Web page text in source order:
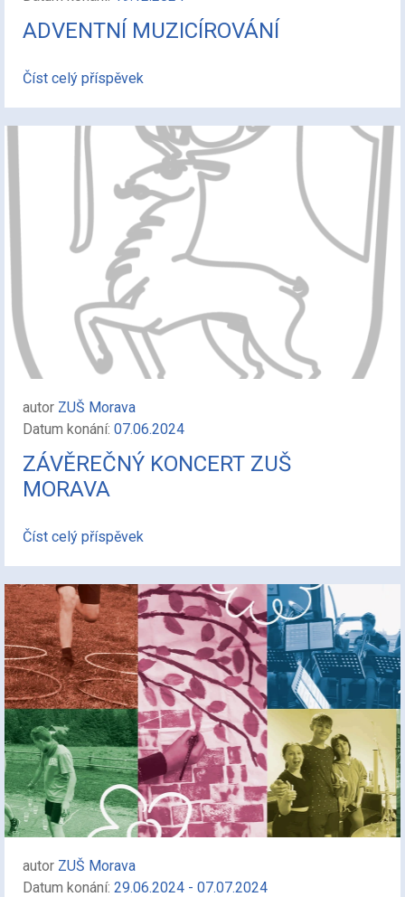
ADVENTNÍ MUZICÍROVÁNÍ
Číst celý příspěvek
autor ZUŠ Morava
Datum konání: 07.06.2024
ZÁVĚREČNÝ KONCERT ZUŠ
MORAVA
Číst celý příspěvek
autor ZUŠ Morava
Datum konání: 29.06.2024 - 07.07.2024